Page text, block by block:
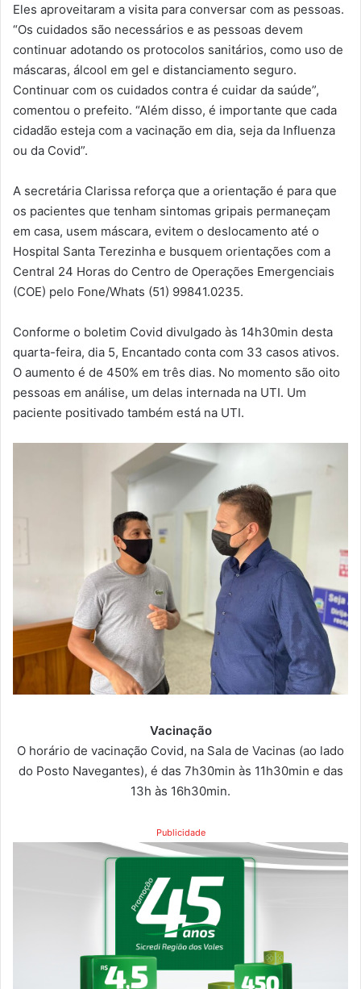
Eles aproveitaram a visita para conversar com as pessoas.
“Os cuidados são necessários e as pessoas devem
continuar adotando os protocolos sanitários, como uso de
máscaras, álcool em gel e distanciamento seguro.
Continuar com os cuidados contra é cuidar da saúde”,
comentou o prefeito. “Além disso, é importante que cada
cidadão esteja com a vacinação em dia, seja da Influenza
ou da Covid”.
A secretária Clarissa reforça que a orientação é para que
os pacientes que tenham sintomas gripais permaneçam
em casa, usem máscara, evitem o deslocamento até o
Hospital Santa Terezinha e busquem orientações com a
Central 24 Horas do Centro de Operações Emergenciais
(COE) pelo Fone/Whats (51) 99841.0235.
Conforme o boletim Covid divulgado às 14h30min desta
quarta-feira, dia 5, Encantado conta com 33 casos ativos.
O aumento é de 450% em três dias. No momento são oito
pessoas em análise, um delas internada na UTI. Um
paciente positivado também está na UTI.
Vacinação
O horário de vacinação Covid, na Sala de Vacinas (ao lado
do Posto Navegantes), é das 7h30min às 11h30min e das
13h às 16h30min.
Publicidade